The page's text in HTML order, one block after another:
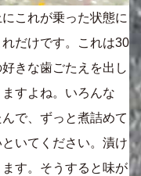
これが乗った状態に
だけです。これは30
きな歯ごたえを出し
すよね。いろんな
で、ずっと煮詰めて
いてください。漬け
す。そうすると味が